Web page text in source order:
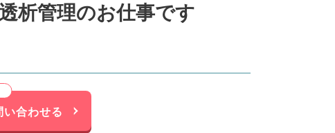
析管理のお仕事です
合わせる